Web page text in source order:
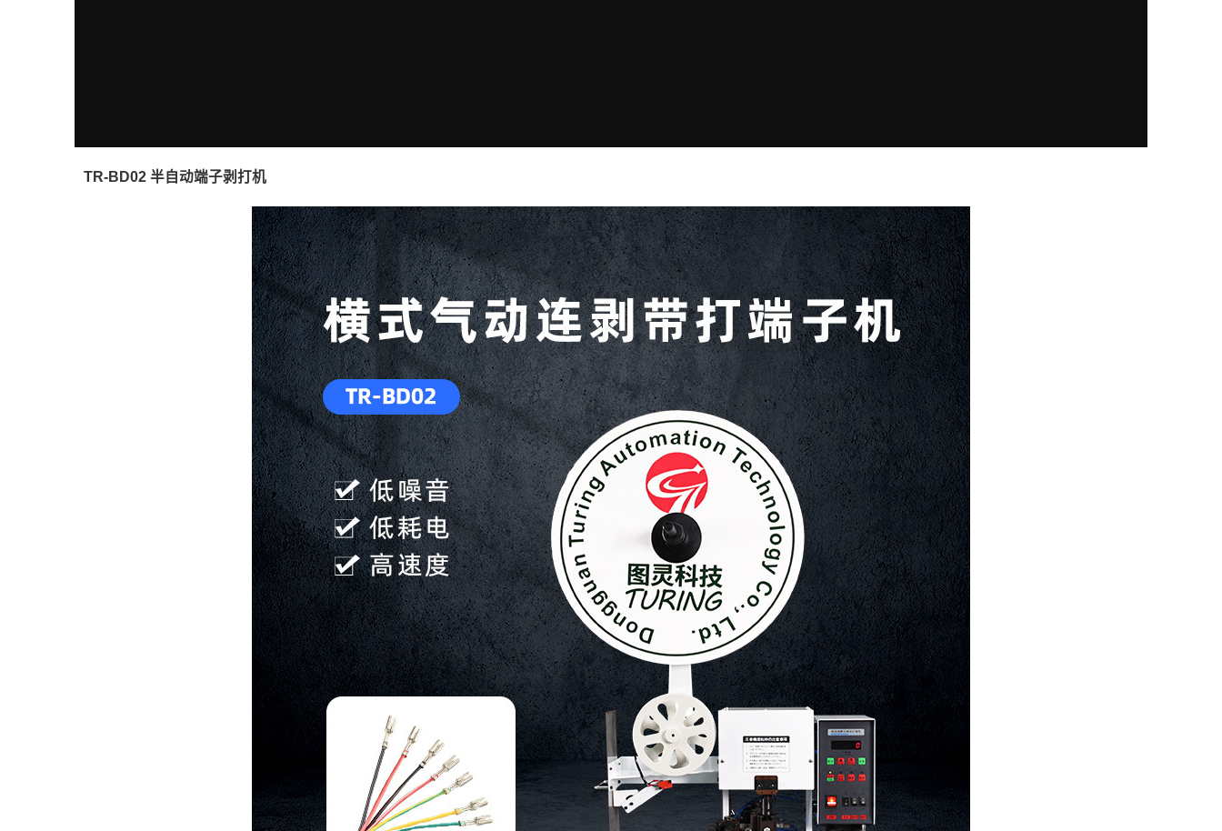
TR-BD02 半自动端子剥打机